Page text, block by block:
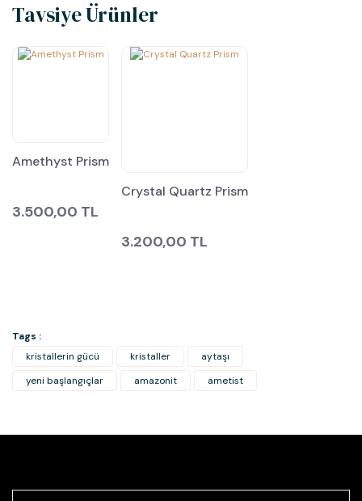
Tavsiye Ürünler
Amethyst Prism
3.500,00 TL
Crystal Quartz Prism
3.200,00 TL
Tags :
kristallerin gücü
kristaller
aytaşı
yeni başlangıçlar
amazonit ametist